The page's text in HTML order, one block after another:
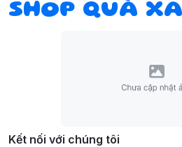
SHOP QUÀ
Kết nối với chúng tôi